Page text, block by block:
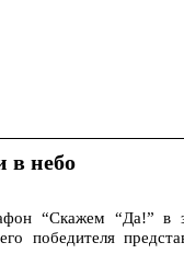
в небо
“Скажем “Да!”
победителя